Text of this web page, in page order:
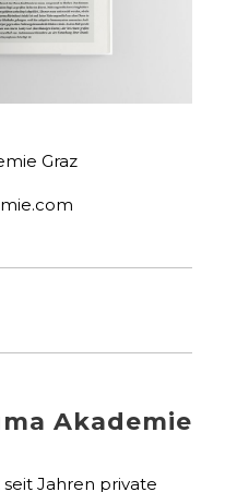
Graz
Akademie
Jahren private